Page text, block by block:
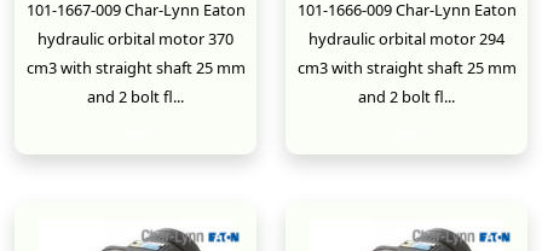
101-1667-009 Char-Lynn Eaton
hydraulic orbital motor 370
cm3 with straight shaft 25 mm
and 2 bolt fl...
101-1666-009 Char-Lynn Eaton
hydraulic orbital motor 294
cm3 with straight shaft 25 mm
and 2 bolt fl...